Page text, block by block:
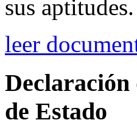
sus
leer
Declaración
de Estado